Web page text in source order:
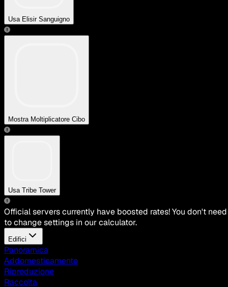
Usa Elisir Sanguigno
Mostra Moltiplicatore Cibo
Usa Tribe Tower
Official servers currently have boosted rates! You don't need
to change settings in our calculator.
Edifici
Panoramica
Addomesticamento
Riproduzione
Raccolta